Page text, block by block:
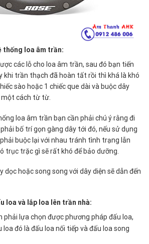
thống loa âm trần:
các lỗ cho loa âm trần, sau đó bạn tiến
khi trần thạch đã hoàn tất rồi thì khá là khó
sào hoặc 1 chiếc que dài và buộc dây
một cách từ từ.
loa âm trần bạn cần phải chú ý rằng đi
bố trí gọn gàng dây tới đó, nếu sử dụng
buộc lại với nhau tránh tình trạng lẫn
trục trặc gì sẽ rất khó để bảo dưỡng.
dọc hoặc song song với dây diện sẽ dẫn đến
loa và lắp loa lên trần nhà:
phải lựa chọn được phương pháp đấu loa,
đó là đấu loa nối tiếp và đấu loa song